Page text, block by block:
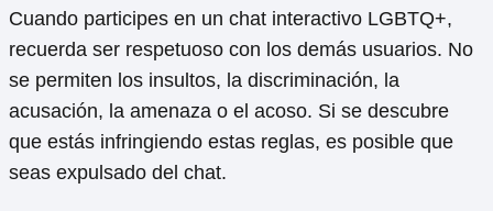
Cuando participes en un chat interactivo LGBTQ+,
recuerda ser respetuoso con los demás usuarios. No
se permiten los insultos, la discriminación, la
acusación, la amenaza o el acoso. Si se descubre
que estás infringiendo estas reglas, es posible que
seas expulsado del chat.